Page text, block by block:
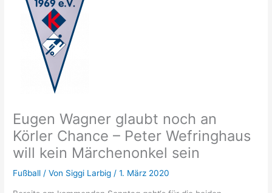
Eugen Wagner glaubt noch an
Körler Chance – Peter Wefringhaus
will kein Märchenonkel sein
Fußball / Von Siggi Larbig /1. März 2020